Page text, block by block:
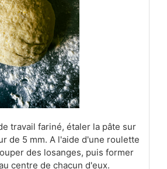
travail fariné, étaler la pâte sur
de 5 mm. A l'aide d'une roulette
des losanges, puis former
centre de chacun d'eux.